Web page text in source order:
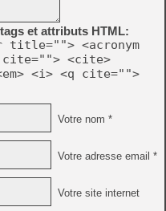
et attributs HTML:
<acronym
<cite>
<i> <q cite="">
Votre nom *
Votre adresse email *
Votre site internet